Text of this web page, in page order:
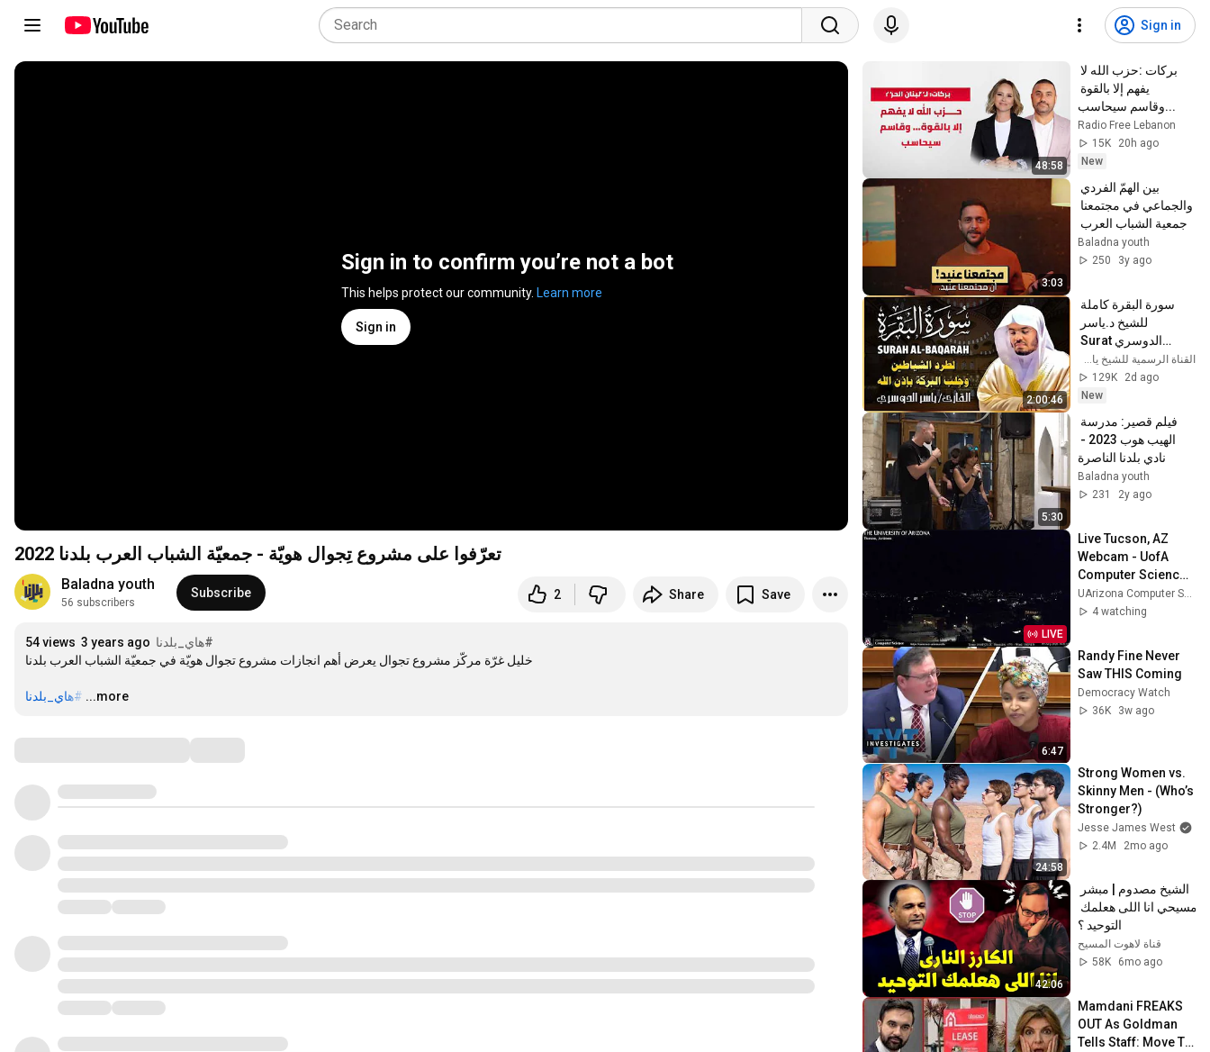
Sign in
Sign in to confirm you’re not a bot
This helps protect our community. Learn more
Sign in
تعرّفوا على مشروع تِجوال هويّة - جمعيّة الشباب العرب بلدنا 2022
Baladna youth
56 subscribers
Subscribe 2 Share Save
54 views 3 years ago #هاي_بلدنا
خليل غرّة مركّز مشروع تجوال يعرض أهم انجازات مشروع تجوال هويّة في جمعيّة الشباب العرب بلدنا
#هاي_بلدنا …
...more
48:58
بركات :حزب الله لا
...وقاسم سيحاسب
Radio Free Lebanon
15K
20h ago
New
3:03
بلدنا
Baladna youth
250
3y ago
2:00:46
الدوسري Surat
Albaqra
القناة الرسمية للشيخ ياسر الدوسري بث مباشر
129K
2d ago
New
5:30
نادي بلدنا الناصرة
Baladna youth
231
2y ago
LIVE
Live Tucson, AZ
Webcam - UofA
Computer Science
Webcams
4 watching
6:47
Randy Fine Never
Saw THIS Coming
Democracy Watch
36K
3w ago
24:58
Strong Women vs.
Skinny Men - (Who’s
Stronger?)
Jesse James West
2.4M
2mo ago
42:06
التوحيد ؟
قناة لاهوت المسيح
58K
6mo ago
Mamdani FREAKS
OUT As Goldman
Tells Staff: Move To